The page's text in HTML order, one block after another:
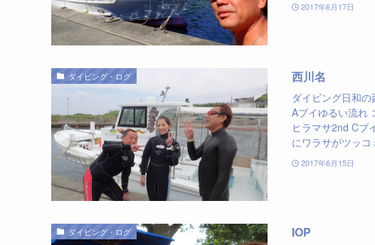
2017年6月17日
ダイビング・ログ 西川名
ダイビング日和
Aブイゆるい流れ
ヒラマサ2nd Cブ
にワラサがツッ
2017年6月15日
ダイビング・ログ IOP